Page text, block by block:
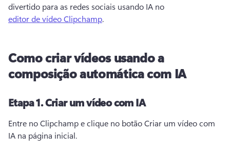
divertido para as redes sociais usando IA no
editor de vídeo Clipchamp.
Como criar vídeos usando a
composição automática com IA
Etapa 1.Criar um vídeo com IA
Entre no Clipchamp e clique no botão Criar um vídeo com
IA na página inicial.